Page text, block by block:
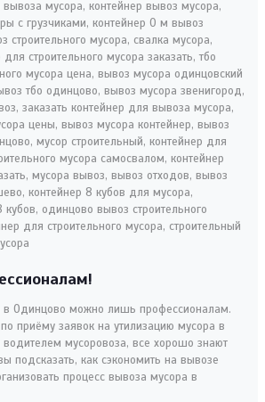
в Одинцово можно лишь профессионалам.
приёму заявок на утилизацию мусора в
мусоровоза, все хорошо знают
подсказать, как сэкономить на вывозе
процесс вывоза мусора в